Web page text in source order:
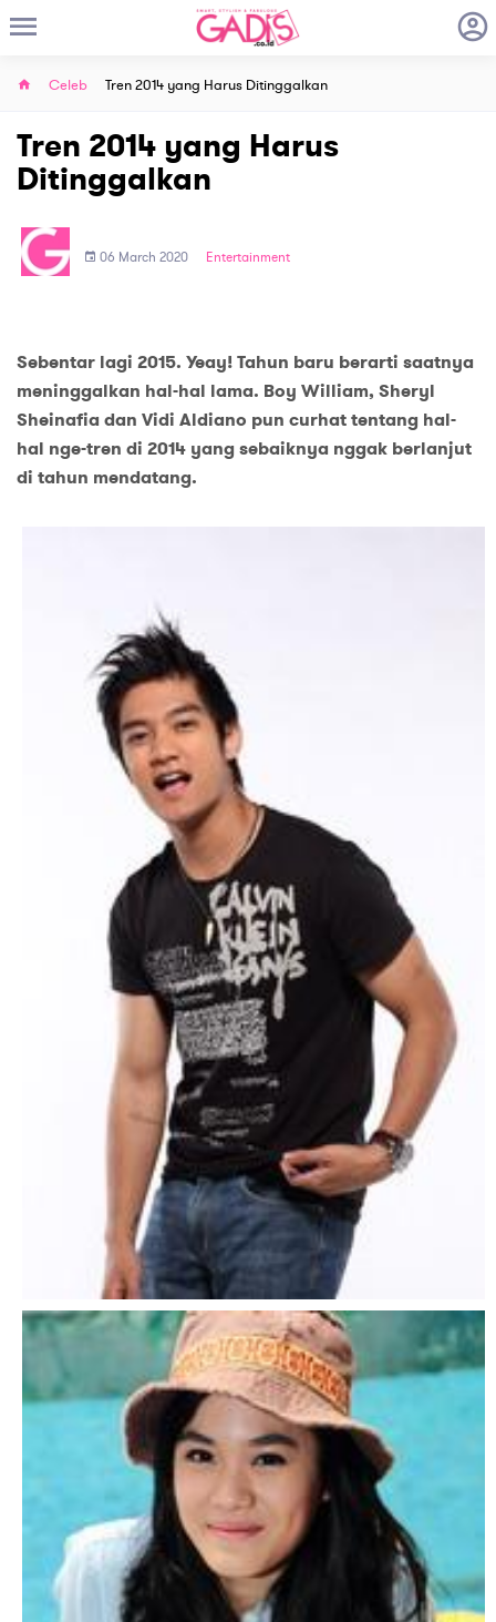
Celeb Tren 2014 yang Harus Ditinggalkan
Tren 2014 yang Harus
Ditinggalkan
06 March 2020 Entertainment
Sebentar lagi 2015. Yeay! Tahun baru berarti saatnya
meninggalkan hal-hal lama. Boy William, Sheryl
Sheinafia dan Vidi Aldiano pun curhat tentang hal-
hal nge-tren di 2014 yang sebaiknya nggak berlanjut
di tahun mendatang.